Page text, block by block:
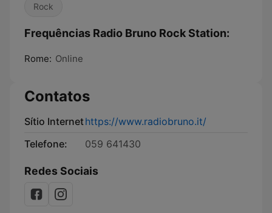
Rock
Frequências Radio Bruno Rock Station:
Rome: Online
Contatos
Sítio Internethttps://www.radiobruno.it/
Telefone:
059 641430
Redes Sociais